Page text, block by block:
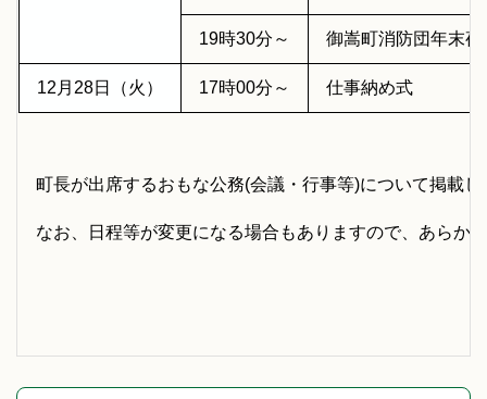
19時30分～ 御嵩町消防団年末夜
12月28日（火） 17時00分～ 仕事納め式
町長が出席するおもな公務(会議・行事等)について掲載し
なお、日程等が変更になる場合もありますので、あらか